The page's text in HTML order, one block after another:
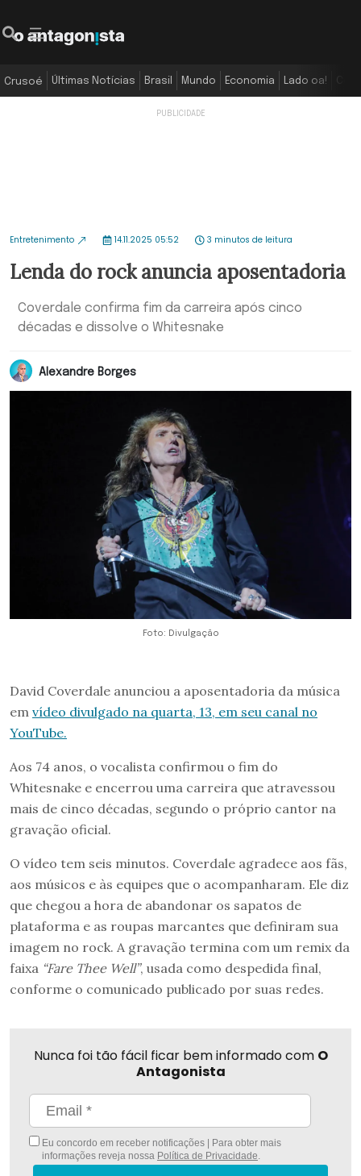
Crusoé Últimas Notícias Brasil Mundo Economia Lado oa!
Entretenimento 14.11.2025 05:52 3 minutos de leitura
Lenda do rock anuncia aposentadoria
Coverdale confirma fim da carreira após cinco
décadas e dissolve o Whitesnake
Alexandre Borges
Foto: Divulgação
David Coverdale anunciou a aposentadoria da música
em vídeo divulgado na quarta, 13, em seu canal no
YouTube.
Aos 74 anos, o vocalista confirmou o fim do
Whitesnake e encerrou uma carreira que atravessou
mais de cinco décadas, segundo o próprio cantor na
gravação oficial.
O vídeo tem seis minutos. Coverdale agradece aos fãs,
aos músicos e às equipes que o acompanharam. Ele diz
que chegou a hora de abandonar os sapatos de
plataforma e as roupas marcantes que definiram sua
imagem no rock. A gravação termina com um remix da
faixa “Fare Thee Well”, usada como despedida final,
conforme o comunicado publicado por suas redes.
Nunca foi tão fácil ficar bem informado com O
Antagonista
Eu concordo em receber notificações | Para obter mais
informações reveja nossa Política de Privacidade.